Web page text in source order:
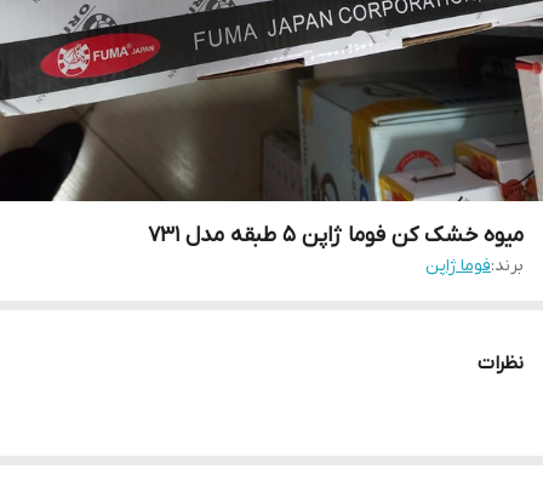
میوه خشک کن فوما ژاپن ۵ طبقه مدل ۷۳۱
برند:فوما ژاپن
نظرات